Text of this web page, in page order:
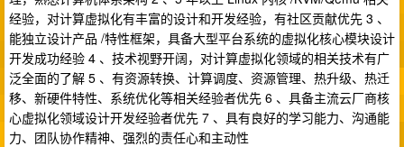
经验，对计算虚拟化有丰富的设计和开发经验，有社区贡献优先 3 、
能独立设计产品 /特性框架，具备大型平台系统的虚拟化核心模块设计
开发成功经验 4 、技术视野开阔，对计算虚拟化领域的相关技术有广
泛全面的了解 5 、有资源转换、计算调度、资源管理、热升级、热迁
移、新硬件特性、系统优化等相关经验者优先 6 、具备主流云厂商核
心虚拟化领域设计开发经验者优先 7 、具有良好的学习能力、沟通能
力、团队协作精神、强烈的责任心和主动性